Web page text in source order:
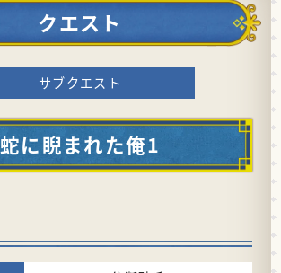
クエスト
サブクエスト
蛇に睨まれた俺1